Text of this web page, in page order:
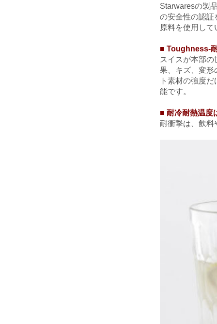
Starwaresの製
の安全性の認証
原料を使用して
■ Toughness-
スイスが本部
果、キズ、変形
ト素材の強度
能です。
■ 耐冷耐熱温
耐衝撃は、飲料